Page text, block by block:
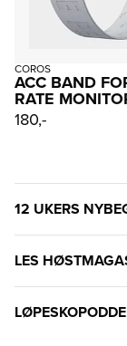
COROS
ACC BAND
RATE
180,-
12 UKERS
LES